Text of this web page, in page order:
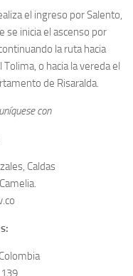
el ingreso por Salento,
se inicia el ascenso por
la ruta hacia
o hacia la vereda el
de Risaralda.
con
Caldas